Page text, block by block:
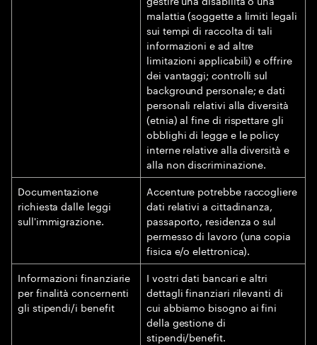
malattia (soggette a limiti legali
sui tempi di raccolta di tali
informazioni e ad altre
limitazioni applicabili) e offrire
dei vantaggi; controlli sul
background personale; e dati
personali relativi alla diversità
(etnia) al fine di rispettare gli
obblighi di legge e le policy
interne relative alla diversità e
alla non discriminazione.
Documentazione
richiesta dalle leggi
sull'immigrazione.
Accenture potrebbe raccogliere
dati relativi a cittadinanza,
passaporto, residenza o sul
permesso di lavoro (una copia
fisica e/o elettronica).
Informazioni finanziarie
per finalità concernenti
gli stipendi/i benefit
I vostri dati bancari e altri
dettagli finanziari rilevanti di
cui abbiamo bisogno ai fini
della gestione di
stipendi/benefit.